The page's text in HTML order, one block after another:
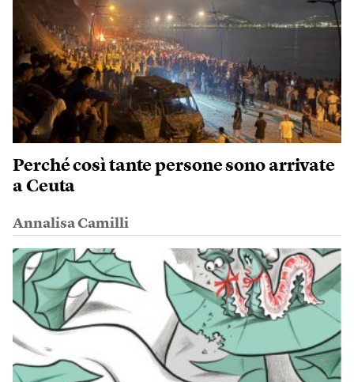
Perché così tante persone sono arrivate
a Ceuta
Annalisa Camilli